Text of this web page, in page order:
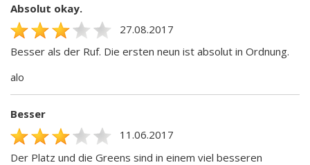
Absolut okay.
27.08.2017
Besser als der Ruf. Die ersten neun ist absolut in Ordnung.
alo
Besser
11.06.2017
Der Platz und die Greens sind in einem viel besseren